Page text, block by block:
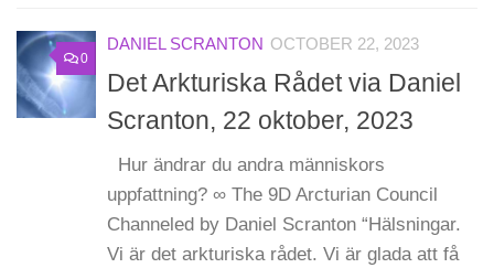
0
DANIEL SCRANTON OCTOBER 22, 2023
Det Arkturiska Rådet via Daniel
Scranton, 22 oktober, 2023
Hur ändrar du andra människors
uppfattning? ∞ The 9D Arcturian Council
Channeled by Daniel Scranton “Hälsningar.
Vi är det arkturiska rådet. Vi är glada att få